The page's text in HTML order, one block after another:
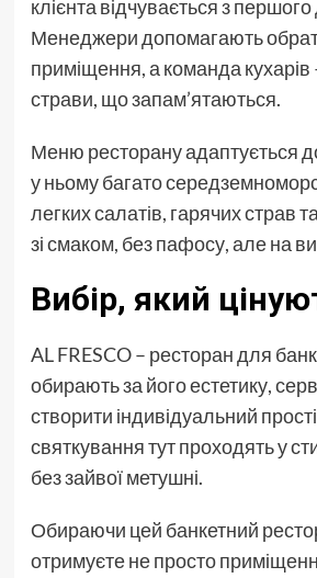
клієнта відчувається з першого
Менеджери допомагають
приміщення, а команда
страви, що запам’ятаються.
Меню ресторану адаптується
у ньому багато
легких салатів, гарячих страв
зі смаком, без пафосу, але на
Вибір, який
AL FRESCO – ресторан для
обирають за його естетику,
створити індивідуальний
святкування тут проходять у
без зайвої метушні.
Обираючи цей банкетний
отримуєте не просто